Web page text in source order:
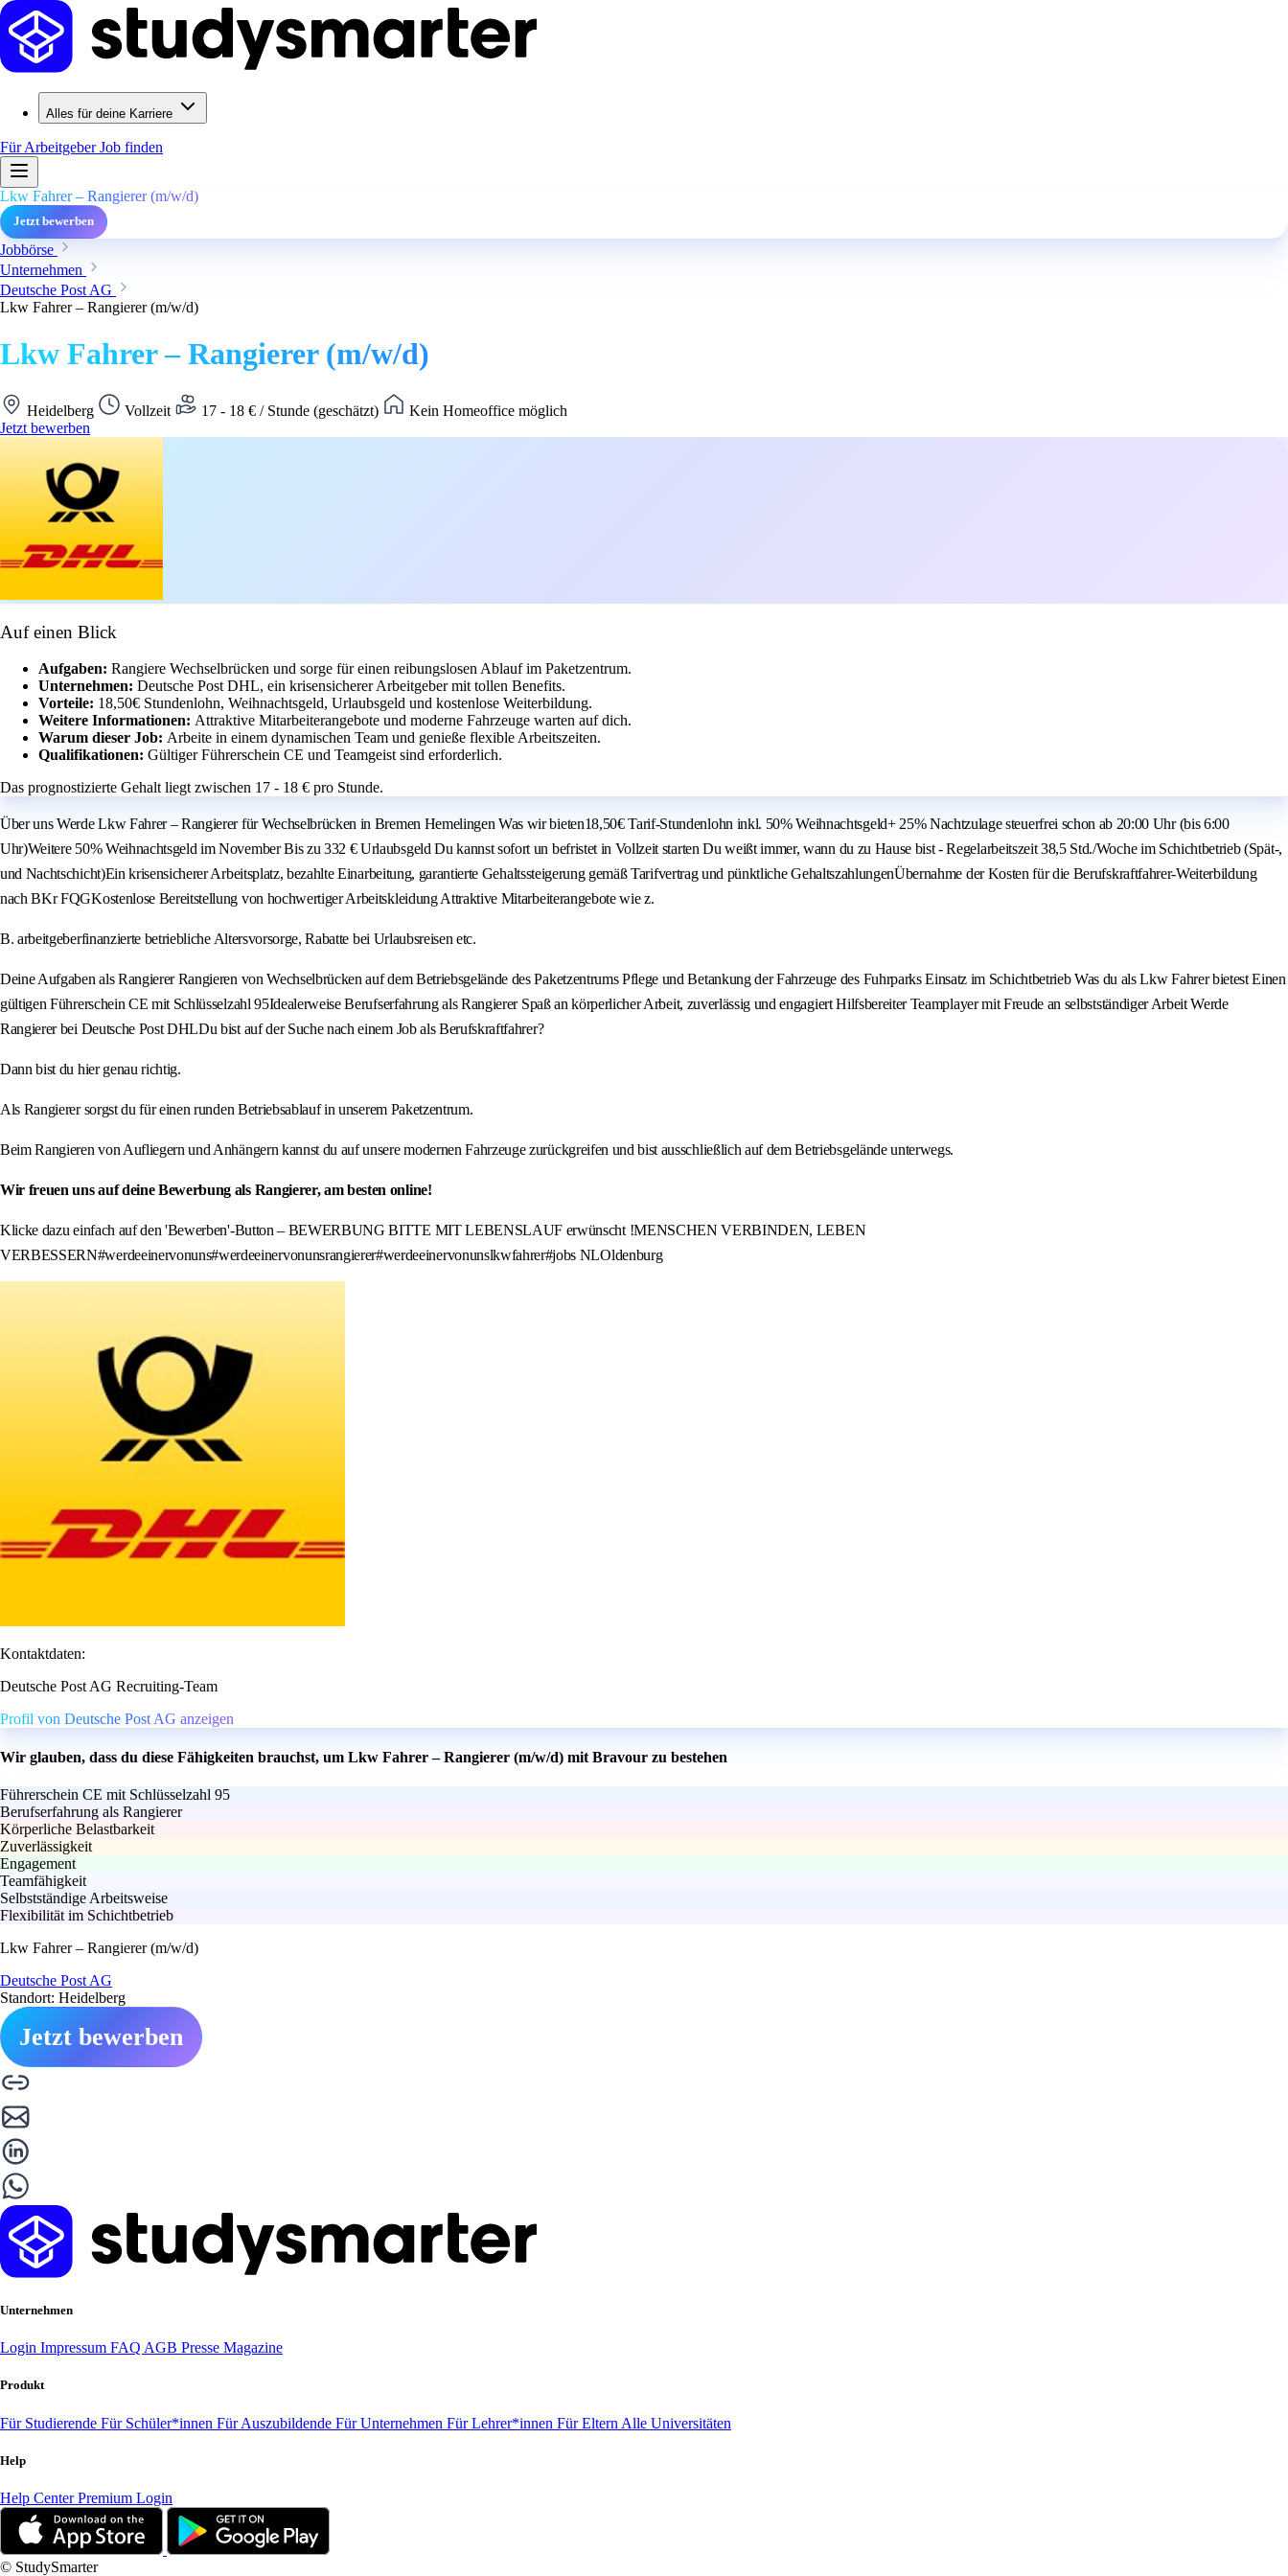
Alles für deine Karriere
Für ArbeitgeberJob finden
Lkw Fahrer – Rangierer (m/w/d)
Jetzt bewerben
Jobbörse
Unternehmen
Deutsche Post AG
Lkw Fahrer – Rangierer (m/w/d)
Lkw Fahrer – Rangierer (m/w/d)
Heidelberg Vollzeit 17 - 18 € / Stunde (geschätzt)
Kein Homeoffice möglich
Jetzt bewerben
Auf einen Blick
Aufgaben: Rangiere Wechselbrücken und sorge für einen reibungslosen Ablauf im Paketzentrum.
Unternehmen: Deutsche Post DHL, ein krisensicherer Arbeitgeber mit tollen Benefits.
Vorteile: 18,50€ Stundenlohn, Weihnachtsgeld, Urlaubsgeld und kostenlose Weiterbildung.
Weitere Informationen: Attraktive Mitarbeiterangebote und moderne Fahrzeuge warten auf dich.
Warum dieser Job: Arbeite in einem dynamischen Team und genieße flexible Arbeitszeiten.
Qualifikationen: Gültiger Führerschein CE und Teamgeist sind erforderlich.
Das prognostizierte Gehalt liegt zwischen 17 - 18 € pro Stunde.
Über uns Werde Lkw Fahrer – Rangierer für Wechselbrücken in Bremen Hemelingen Was wir bieten18,50€ Tarif-Stundenlohn inkl. 50% Weihnachtsgeld+ 25% Nachtzulage steuerfrei schon ab 20:00 Uhr (bis 6:00
Uhr)Weitere 50% Weihnachtsgeld im November Bis zu 332 € Urlaubsgeld Du kannst sofort un befristet in Vollzeit starten Du weißt immer, wann du zu Hause bist - Regelarbeitszeit 38,5 Std./Woche im Schichtbetrieb (Spät-,
und Nachtschicht)Ein krisensicherer Arbeitsplatz, bezahlte Einarbeitung, garantierte Gehaltssteigerung gemäß Tarifvertrag und pünktliche GehaltszahlungenÜbernahme der Kosten für die Berufskraftfahrer-Weiterbildung
nach BKr FQGKostenlose Bereitstellung von hochwertiger Arbeitskleidung Attraktive Mitarbeiterangebote wie z.
B. arbeitgeberfinanzierte betriebliche Altersvorsorge, Rabatte bei Urlaubsreisen etc.
Deine Aufgaben als Rangierer Rangieren von Wechselbrücken auf dem Betriebsgelände des Paketzentrums Pflege und Betankung der Fahrzeuge des Fuhrparks Einsatz im Schichtbetrieb Was du als Lkw Fahrer bietest Einen
gültigen Führerschein CE mit Schlüsselzahl 95Idealerweise Berufserfahrung als Rangierer Spaß an körperlicher Arbeit, zuverlässig und engagiert Hilfsbereiter Teamplayer mit Freude an selbstständiger Arbeit Werde
Rangierer bei Deutsche Post DHLDu bist auf der Suche nach einem Job als Berufskraftfahrer?
Dann bist du hier genau richtig.
Als Rangierer sorgst du für einen runden Betriebsablauf in unserem Paketzentrum.
Beim Rangieren von Aufliegern und Anhängern kannst du auf unsere modernen Fahrzeuge zurückgreifen und bist ausschließlich auf dem Betriebsgelände unterwegs.
Wir freuen uns auf deine Bewerbung als Rangierer, am besten online!
Klicke dazu einfach auf den 'Bewerben'-Button – BEWERBUNG BITTE MIT LEBENSLAUF erwünscht !MENSCHEN VERBINDEN, LEBEN
VERBESSERN#werdeeinervonuns#werdeeinervonunsrangierer#werdeeinervonunslkwfahrer#jobs NLOldenburg
Kontaktdaten:
Deutsche Post AG Recruiting-Team
Profil von Deutsche Post AG anzeigen
Wir glauben, dass du diese Fähigkeiten brauchst, um Lkw Fahrer – Rangierer (m/w/d) mit Bravour zu bestehen
Führerschein CE mit Schlüsselzahl 95
Berufserfahrung als Rangierer
Körperliche Belastbarkeit
Zuverlässigkeit
Engagement
Teamfähigkeit
Selbstständige Arbeitsweise
Flexibilität im Schichtbetrieb
Lkw Fahrer – Rangierer (m/w/d)
Deutsche Post AG
Standort: Heidelberg
Jetzt bewerben
Unternehmen
Login Impressum FAQ AGB Presse Magazine
Produkt
Für Studierende Für Schüler*innen Für Auszubildende Für Unternehmen Für Lehrer*innen Für Eltern Alle Universitäten
Help
Help CenterPremium Login
© StudySmarter